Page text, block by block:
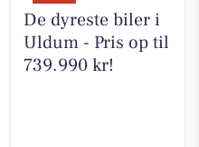
De dyreste biler i
Uldum - Pris op til
739.990 kr!